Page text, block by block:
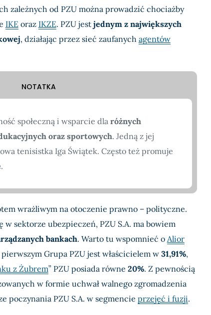
zależnych od PZU można prowadzić chociażby
IKEoraz IKZE. PZU jest jednym z największych
, działając przez sieć zaufanych agentów
NOTATKA
społeczną i wsparcie dla różnych
oraz sportowych. Jedną z jej
tenisistka Iga Świątek. Często też promuje
.
wrażliwym na otoczenie prawno – polityczne.
sektorze ubezpieczeń, PZU S.A. ma bowiem
bankach. Warto tu wspomnieć o Alior
Grupa PZU jest właścicielem w 31,91%,
z Żubrem” PZU posiada równe 20%. Z pewnością
w formie uchwał walnego zgromadzenia
poczynania PZU S.A. w segmencie przejęć i fuzji.